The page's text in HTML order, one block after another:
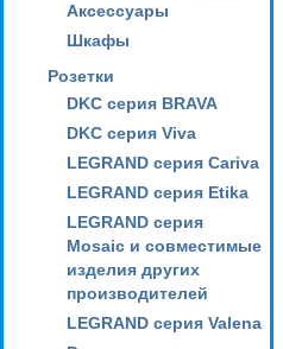
Аксессуары
Шкафы
Розетки
DKC серия BRAVA
DKC серия Viva
LEGRAND серия Cariva
LEGRAND серия Etika
LEGRAND серия
Mosaic и совместимые
изделия других
производителей
LEGRAND серия Valena